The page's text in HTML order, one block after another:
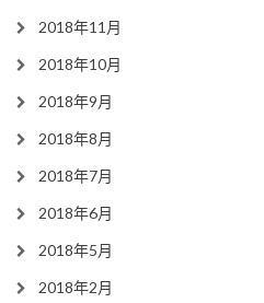
2018年11月
2018年10月
2018年9月
2018年8月
2018年7月
2018年6月
2018年5月
2018年2月